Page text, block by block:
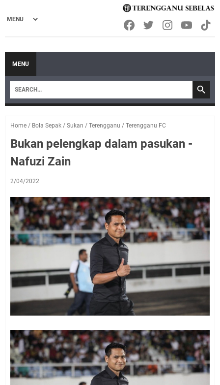
MENU
Home / Bola Sepak / Sukan / Terengganu / Terengganu FC
Bukan pelengkap dalam pasukan -
Nafuzi Zain
2/04/2022